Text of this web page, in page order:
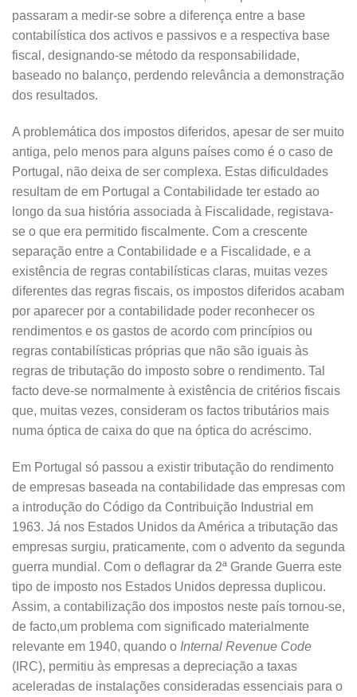
passaram a medir-se sobre a diferença entre a base
contabilística dos activos e passivos e a respectiva base
fiscal, designando-se método da responsabilidade,
baseado no balanço, perdendo relevância a demonstração
dos resultados.
A problemática dos impostos diferidos, apesar de ser muito
antiga, pelo menos para alguns países como é o caso de
Portugal, não deixa de ser complexa. Estas dificuldades
resultam de em Portugal a Contabilidade ter estado ao
longo da sua história associada à Fiscalidade, registava-
se o que era permitido fiscalmente. Com a crescente
separação entre a Contabilidade e a Fiscalidade, e a
existência de regras contabilísticas claras, muitas vezes
diferentes das regras fiscais, os impostos diferidos acabam
por aparecer por a contabilidade poder reconhecer os
rendimentos e os gastos de acordo com princípios ou
regras contabilísticas próprias que não são iguais às
regras de tributação do imposto sobre o rendimento. Tal
facto deve-se normalmente à existência de critérios fiscais
que, muitas vezes, consideram os factos tributários mais
numa óptica de caixa do que na óptica do acréscimo.
Em Portugal só passou a existir tributação do rendimento
de empresas baseada na contabilidade das empresas com
a introdução do Código da Contribuição Industrial em
1963. Já nos Estados Unidos da América a tributação das
empresas surgiu, praticamente, com o advento da segunda
guerra mundial. Com o deflagrar da 2ª Grande Guerra este
tipo de imposto nos Estados Unidos depressa duplicou.
Assim, a contabilização dos impostos neste país tornou-se,
de facto,um problema com significado materialmente
relevante em 1940, quando o Internal Revenue Code
(IRC), permitiu às empresas a depreciação a taxas
aceleradas de instalações consideradas essenciais para o